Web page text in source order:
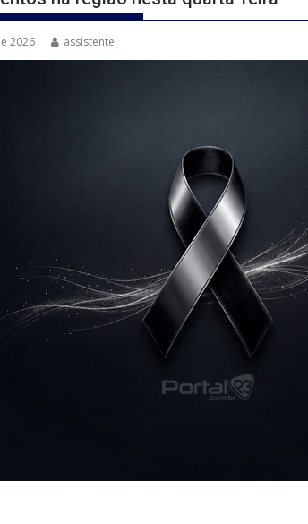
2026 assistente